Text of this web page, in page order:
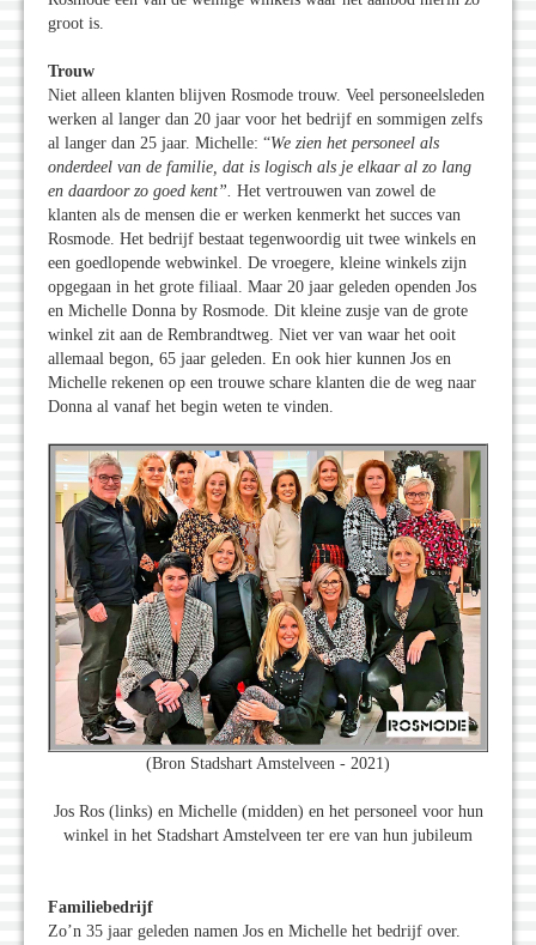
groot is.
Trouw
Niet alleen klanten blijven Rosmode trouw. Veel personeelsleden
werken al langer dan 20 jaar voor het bedrijf en sommigen zelfs
al langer dan 25 jaar. Michelle: “We zien het personeel als
onderdeel van de familie, dat is logisch als je elkaar al zo lang
en daardoor zo goed kent”. Het vertrouwen van zowel de
klanten als de mensen die er werken kenmerkt het succes van
Rosmode. Het bedrijf bestaat tegenwoordig uit twee winkels en
een goedlopende webwinkel. De vroegere, kleine winkels zijn
opgegaan in het grote filiaal. Maar 20 jaar geleden openden Jos
en Michelle Donna by Rosmode. Dit kleine zusje van de grote
winkel zit aan de Rembrandtweg. Niet ver van waar het ooit
allemaal begon, 65 jaar geleden. En ook hier kunnen Jos en
Michelle rekenen op een trouwe schare klanten die de weg naar
Donna al vanaf het begin weten te vinden.
(Bron Stadshart Amstelveen - 2021)
Jos Ros (links) en Michelle (midden) en het personeel voor hun
winkel in het Stadshart Amstelveen ter ere van hun jubileum
Familiebedrijf
Zo’n 35 jaar geleden namen Jos en Michelle het bedrijf over.